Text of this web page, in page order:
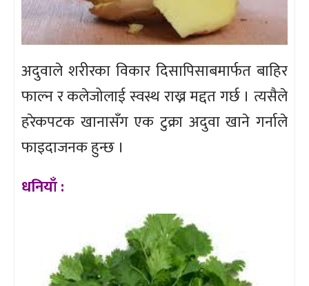
अदुवाले शरीरका विकार दिसापिसाबमार्फत बाहिर
फाल्न र कलेजोलाई स्वस्थ राख्न मद्दत गर्छ । त्यसैले
हरेकपटक खानासँग एक टुक्रा अदुवा खाने गर्नाले
फाइदाजनक हुन्छ ।
धनियाँ :